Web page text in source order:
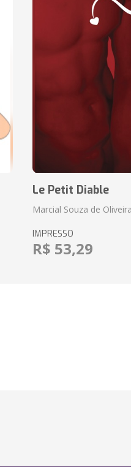
Le Petit Diable
Marcial Souza de
IMPRESSO
R$ 53,29